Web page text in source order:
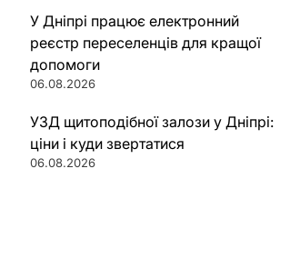
У Дніпрі працює електронний
реєстр переселенців для кращої
допомоги
06.08.2026
УЗД щитоподібної залози у Дніпрі:
ціни і куди звертатися
06.08.2026